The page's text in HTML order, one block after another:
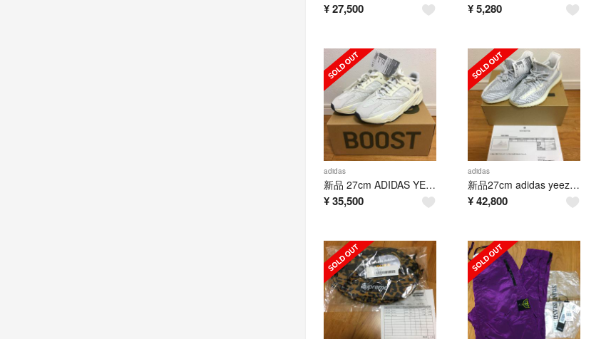
¥27,500 ¥5,280
adidas
新品 27cm ADIDAS YEEZY BOOST 700 ANALOG
¥35,500
adidas
新品27cm adidas yeezy boost 350 V2 STATIC
¥42,800